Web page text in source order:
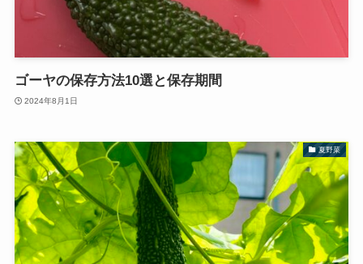
ゴーヤの保存方法10選と保存期間
2024年8月1日
夏野菜